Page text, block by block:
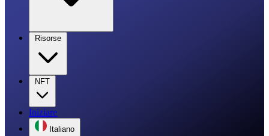
Risorse
NFT
Iniziare
Italiano